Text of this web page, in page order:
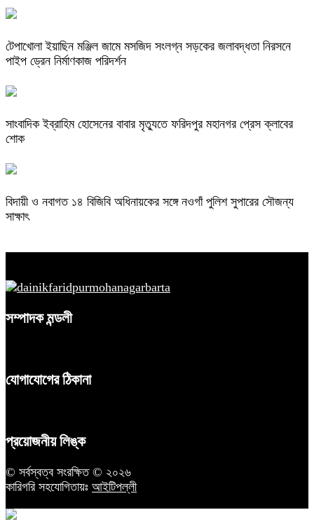
টেপাখোলা ইয়াছিন মঞ্জিল জামে মসজিদ সংলগ্ন সড়কের জলাবদ্ধতা নিরসনে
পাইপ ড্রেন নির্মাণকাজ পরিদর্শন
সাংবাদিক ইব্রাহিম হোসেনের বাবার মৃত্যুতে ফরিদপুর মহানগর প্রেস ক্লাবের
শোক
বিদায়ী ও নবাগত ১৪ বিজিবি অধিনায়কের সঙ্গে নওগাঁ পুলিশ সুপারের সৌজন্য
সাক্ষাৎ
সম্পাদক মন্ডলী
যোগাযোগের ঠিকানা
প্রয়োজনীয় লিঙ্ক
© সর্বস্বত্ব সংরক্ষিত © ২০২৬
কারিগরি সহযোগিতায়ঃ আইটিপল্লী